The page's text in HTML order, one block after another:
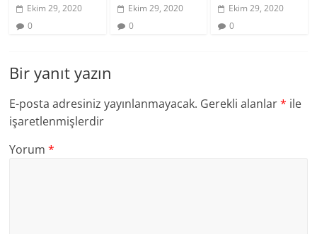
Ekim 29, 2020
0
Ekim 29, 2020
0
Ekim 29, 2020
0
Bir yanıt yazın
E-posta adresiniz yayınlanmayacak. Gerekli alanlar* ile
işaretlenmişlerdir
Yorum*